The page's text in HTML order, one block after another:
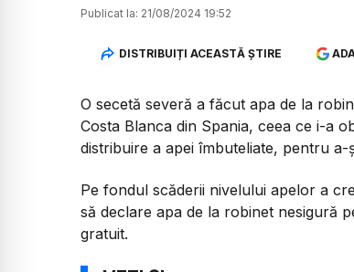
Publicat la: 21/08/2024 19:52
DISTRIBUIȚI ACEASTĂ ȘTIRE
O secetă severă a făcut apa de la
Costa Blanca din Spania, ceea ce i-a
distribuire a apei îmbuteliate, pentru
Pe fondul scăderii nivelului apelor a
să declare apa de la robinet nesigură
gratuit.